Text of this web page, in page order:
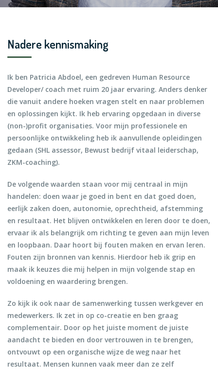
Nadere kennismaking
Ik ben Patricia Abdoel, een gedreven Human Resource
Developer/ coach met ruim 20 jaar ervaring. Anders denker
die vanuit andere hoeken vragen stelt en naar problemen
en oplossingen kijkt. Ik heb ervaring opgedaan in diverse
(non-)profit organisaties. Voor mijn professionele en
persoonlijke ontwikkeling heb ik aanvullende opleidingen
gedaan (SHL assessor, Bewust bedrijf vitaal leiderschap,
ZKM-coaching).
De volgende waarden staan voor mij centraal in mijn
handelen: doen waar je goed in bent en dat goed doen,
eerlijk zaken doen, autonomie, oprechtheid, afstemming
en resultaat. Het blijven ontwikkelen en leren door te doen,
ervaar ik als belangrijk om richting te geven aan mijn leven
en loopbaan. Daar hoort bij fouten maken en ervan leren.
Fouten zijn bronnen van kennis. Hierdoor heb ik grip en
maak ik keuzes die mij helpen in mijn volgende stap en
voldoening en waardering brengen.
Zo kijk ik ook naar de samenwerking tussen werkgever en
medewerkers. Ik zet in op co-creatie en ben graag
complementair. Door op het juiste moment de juiste
aandacht te bieden en door vertrouwen in te brengen,
ontvouwt op een organische wijze de weg naar het
resultaat. Mensen kunnen vaak meer dan ze zelf